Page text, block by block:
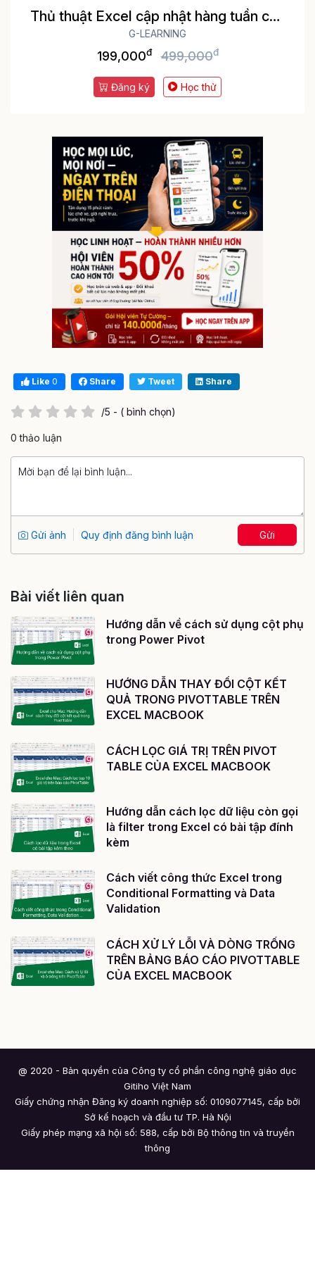
Thủ thuật Excel cập nhật hàng tuần cho
dân văn phòng
G-LEARNING
199,000đ 499,000đ
Đăng ký Học thử
Like 0 Share Tweet Share
/5 - ( bình chọn)
0 thảo luận
Gửi ảnh Quy định đăng bình luận Gửi
Bài viết liên quan
Hướng dẫn về cách sử dụng cột phụ
trong Power Pivot
HƯỚNG DẪN THAY ĐỔI CỘT KẾT
QUẢ TRONG PIVOTTABLE TRÊN
EXCEL MACBOOK
CÁCH LỌC GIÁ TRỊ TRÊN PIVOT
TABLE CỦA EXCEL MACBOOK
Hướng dẫn cách lọc dữ liệu còn gọi
là filter trong Excel có bài tập đính
kèm
Cách viết công thức Excel trong
Conditional Formatting và Data
Validation
CÁCH XỬ LÝ LỖI VÀ DÒNG TRỐNG
TRÊN BẢNG BÁO CÁO PIVOTTABLE
CỦA EXCEL MACBOOK
@ 2020 - Bản quyền của Công ty cổ phần công nghệ giáo dục
Gitiho Việt Nam
Giấy chứng nhận Đăng ký doanh nghiệp số: 0109077145, cấp bởi
Sở kế hoạch và đầu tư TP. Hà Nội
Giấy phép mạng xã hội số: 588, cấp bởi Bộ thông tin và truyền
thông